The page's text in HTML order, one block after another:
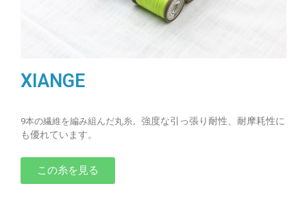
XIANGE
9本の繊維を編み組んだ丸糸。 強度な引っ張り耐性、耐摩耗性に
も優れています。
この糸を見る